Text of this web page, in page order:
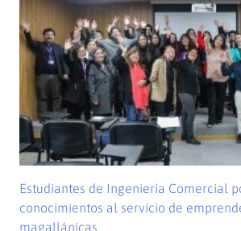
Estudiantes de Ingeniería Comercial
conocimientos al servicio de
magallánicas